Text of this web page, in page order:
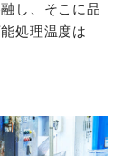
し、そこに品
処理温度は